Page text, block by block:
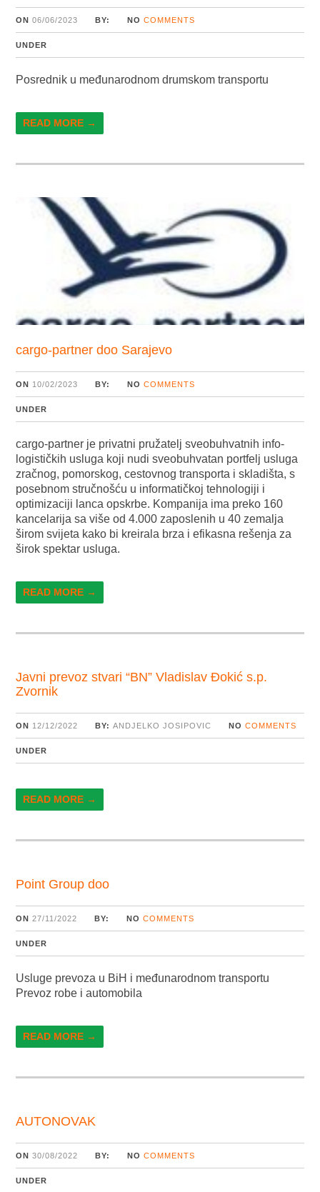
ON 06/06/2023 BY: NO COMMENTS
UNDER
Posrednik u međunarodnom drumskom transportu
READ MORE →
cargo-partner doo Sarajevo
ON 10/02/2023 BY: NO COMMENTS
UNDER
cargo-partner je privatni pružatelj sveobuhvatnih info-
logističkih usluga koji nudi sveobuhvatan portfelj usluga
zračnog, pomorskog, cestovnog transporta i skladišta, s
posebnom stručnošću u informatičkoj tehnologiji i
optimizaciji lanca opskrbe. Kompanija ima preko 160
kancelarija sa više od 4.000 zaposlenih u 40 zemalja
širom svijeta kako bi kreirala brza i efikasna rešenja za
širok spektar usluga.
READ MORE →
Javni prevoz stvari “BN” Vladislav Đokić s.p.
Zvornik
ON 12/12/2022 BY:ANDJELKO JOSIPOVIC NO COMMENTS
UNDER
READ MORE →
Point Group doo
ON 27/11/2022 BY: NO COMMENTS
UNDER
Usluge prevoza u BiH i međunarodnom transportu
Prevoz robe i automobila
READ MORE →
AUTONOVAK
ON 30/08/2022 BY: NO COMMENTS
UNDER